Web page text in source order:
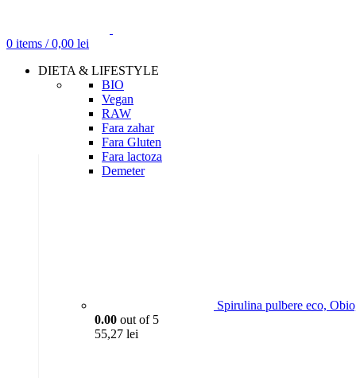
0 items / 0,00 lei
DIETA & LIFESTYLE
BIO
Vegan
RAW
Fara zahar
Fara Gluten
Fara lactoza
Demeter
Spirulina pulbere eco,
0.00 out of 5
55,27 lei